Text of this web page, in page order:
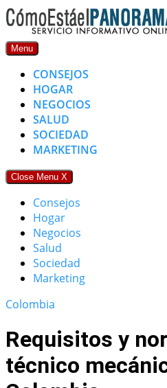
Skip
to
content
Menu
CONSEJOS
HOGAR
NEGOCIOS
SALUD
SOCIEDAD
MARKETING
Close Menu X
Consejos
Hogar
Negocios
Salud
Sociedad
Marketing
Colombia
Requisitos y
técnico